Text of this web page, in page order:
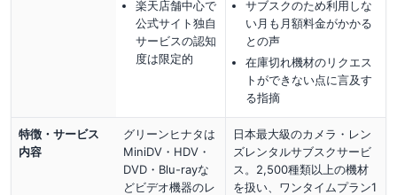
楽天店舗中心で
公式サイト独自
サービスの認知
度は限定的
サブスクのため利用しな
い月も月額料金がかかる
との声
在庫切れ機材のリクエス
トができない点に言及す
る指摘
特徴・サービス
内容
グリーンヒナタは
MiniDV・HDV・
DVD・Blu-rayな
どビデオ機器のレ
日本最大級のカメラ・レン
ズレンタルサブスクサービ
ス。2,500種類以上の機材
を扱い、ワンタイムプラン1